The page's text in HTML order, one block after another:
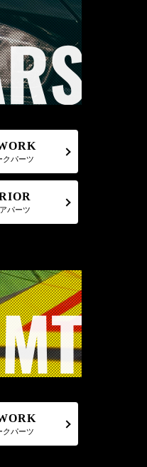
クパーツ
パーツ
クパーツ